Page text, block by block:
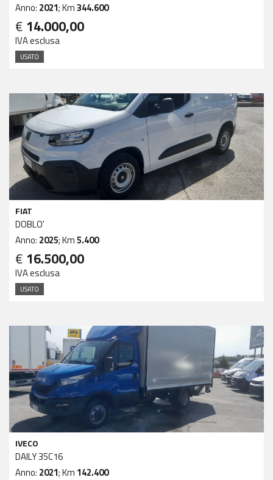
Anno: 2021; Km344.600
€ 14.000,00
IVA esclusa
USATO
FIAT
DOBLO'
Anno: 2025; Km5.400
€ 16.500,00
IVA esclusa
USATO
IVECO
DAILY 35C16
Anno: 2021; Km 142.400